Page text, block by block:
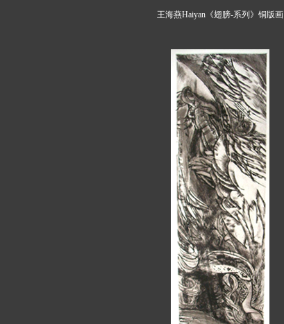
王海燕Haiyan《翅膀-系列》铜版画